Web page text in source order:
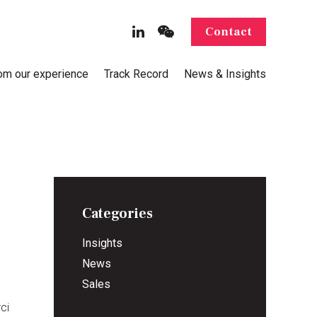
Contact
our experience Track Record News & Insights
Categories
Insights
News
Sales